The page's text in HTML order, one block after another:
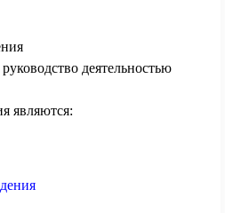
деятельностью
являются: